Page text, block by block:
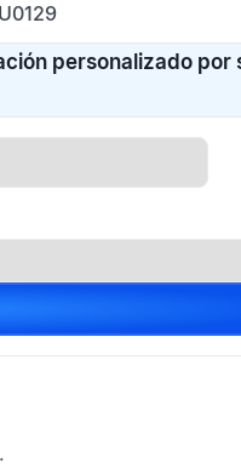
personalizado por